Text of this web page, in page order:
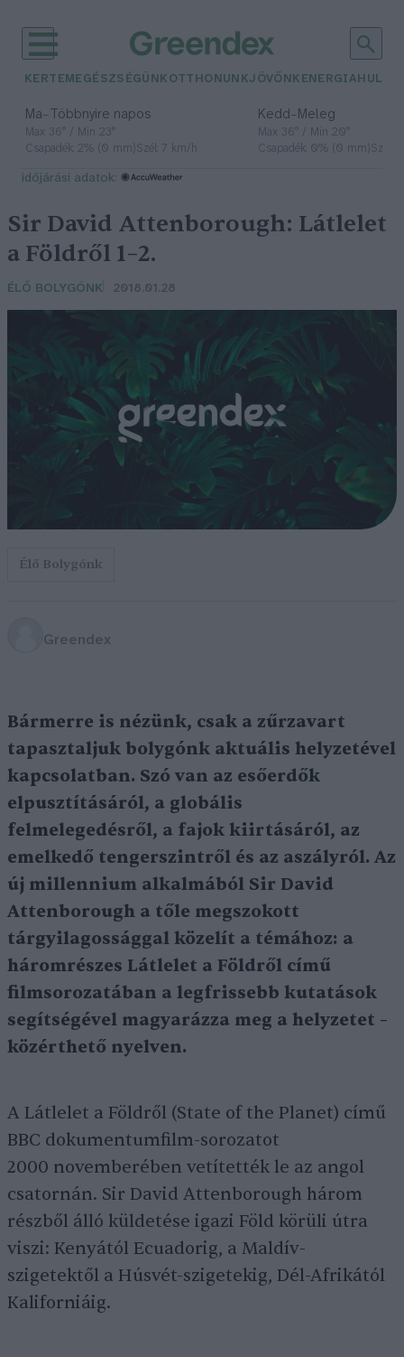
KERTEM EGÉSZSÉGÜNK OTTHONUNKJÖVŐNK ENERGIA
Ma– Többnyire napos
Max 36° / Min 23°
Csapadék: 2% (0 mm)Szél: 7 km/h
Kedd– Meleg
Max 36° / Min 20°
Csapadék: 0% (0 mm)Szél:
időjárási adatok:
Sir David Attenborough: Látlelet
a Földről 1–2.
ÉLŐ BOLYGÓNK 2018.01.28
Élő Bolygónk
Greendex
Bármerre is nézünk, csak a zűrzavart
tapasztaljuk bolygónk aktuális helyzetével
kapcsolatban. Szó van az esőerdők
elpusztításáról, a globális
felmelegedésről, a fajok kiirtásáról, az
emelkedő tengerszintről és az aszályról. Az
új millennium alkalmából Sir David
Attenborough a tőle megszokott
tárgyilagossággal közelít a témához: a
háromrészes Látlelet a Földről című
filmsorozatában a legfrissebb kutatások
segítségével magyarázza meg a helyzetet –
közérthető nyelven.
A Látlelet a Földről (State of the Planet) című
BBC dokumentumfilm-sorozatot
2000 novemberében vetítették le az angol
csatornán. Sir David Attenborough három
részből álló küldetése igazi Föld körüli útra
viszi: Kenyától Ecuadorig, a Maldív-
szigetektől a Húsvét-szigetekig, Dél-Afrikától
Kaliforniáig.